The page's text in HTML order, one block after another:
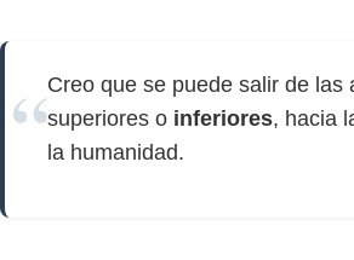
Creo que se puede salir de las
superiores o inferiores, hacia
la humanidad.